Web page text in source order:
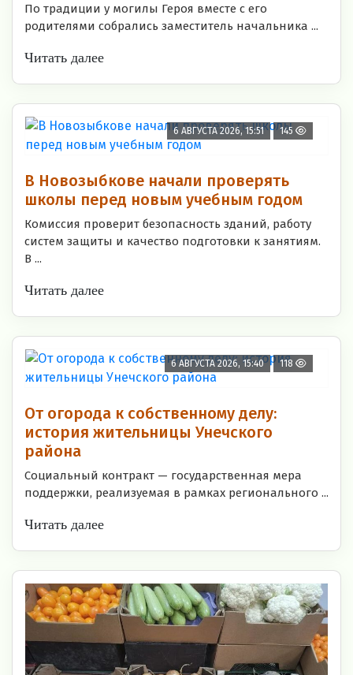
По традиции у могилы Героя вместе с его
родителями собрались заместитель начальника ...
Читать далее
6 АВГУСТА 2026, 15:51 145
В Новозыбкове начали проверять
школы перед новым учебным годом
Комиссия проверит безопасность зданий, работу
систем защиты и качество подготовки к занятиям.
В ...
Читать далее
6 АВГУСТА 2026, 15:40 118
От огорода к собственному делу:
история жительницы Унечского
района
Социальный контракт — государственная мера
поддержки, реализуемая в рамках регионального ...
Читать далее